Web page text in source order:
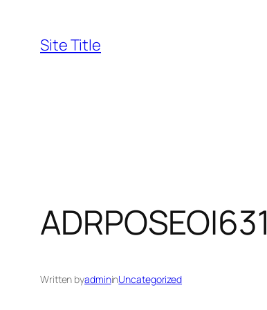
content
Site Title
ADRPOSEOI631
Written byadmininUncategorized